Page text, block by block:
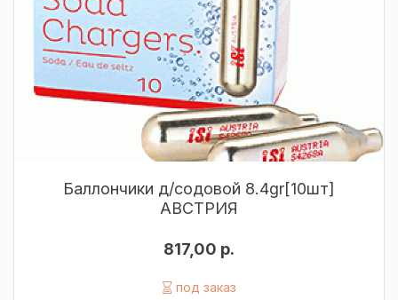
Баллончики д/содовой 8.4gr[10шт]
АВСТРИЯ
817,00 р.
под заказ